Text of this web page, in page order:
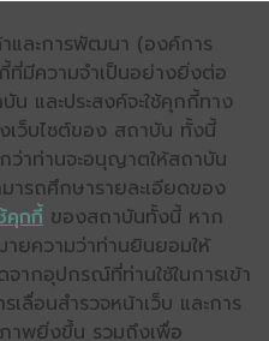
าและการพัฒนา (องค์การ
มีความจำเป็นอย่างยิ่งต่อ
น และประสงค์จะใช้คุกกี้ทาง
เว็บไซต์ของ สถาบัน ทั้งนี้
ว่าท่านจะอนุญาตให้สถาบัน
ารถศึกษารายละเอียดของ
คุกกี้ ของสถาบันทั้งนี้ หาก
ยความว่าท่านยินยอมให้
ากอุปกรณ์ที่ท่านใช้ในการเข้า
เลื่อนสำรวจหน้าเว็บ และการ
ภาพยิ่งขึ้น รวมถึงเพื่อ